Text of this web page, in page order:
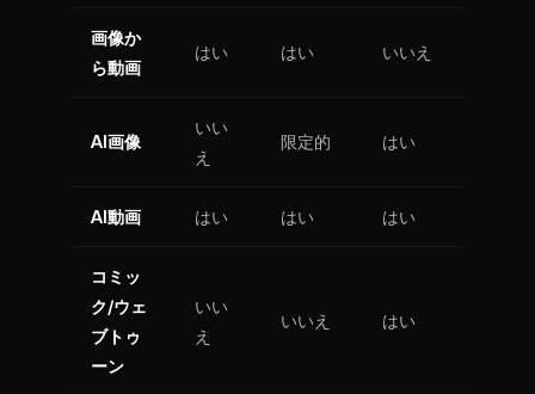
画像か
ら動画
はい はい いいえ
AI画像
いい
え
限定的 はい
AI動画 はい はい はい
コミッ
ク/ウェ
ブトゥ
ーン
いい
え
いいえ はい